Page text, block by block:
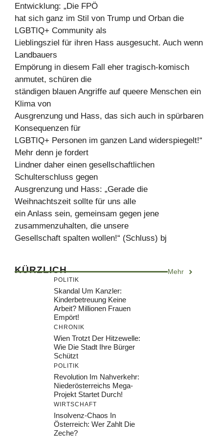
Entwicklung: „Die FPÖ
hat sich ganz im Stil von Trump und Orban die
LGBTIQ+ Community als
Lieblingsziel für ihren Hass ausgesucht. Auch wenn
Landbauers
Empörung in diesem Fall eher tragisch-komisch
anmutet, schüren die
ständigen blauen Angriffe auf queere Menschen ein
Klima von
Ausgrenzung und Hass, das sich auch in spürbaren
Konsequenzen für
LGBTIQ+ Personen im ganzen Land widerspiegelt!“
Mehr denn je fordert
Lindner daher einen gesellschaftlichen
Schulterschluss gegen
Ausgrenzung und Hass: „Gerade die
Weihnachtszeit sollte für uns alle
ein Anlass sein, gemeinsam gegen jene
zusammenzuhalten, die unsere
Gesellschaft spalten wollen!“ (Schluss) bj
KÜRZLICH Mehr
POLITIK
Skandal Um Kanzler:
Kinderbetreuung Keine
Arbeit? Millionen Frauen
Empört!
CHRONIK
Wien Trotzt Der Hitzewelle:
Wie Die Stadt Ihre Bürger
Schützt
POLITIK
Revolution Im Nahverkehr:
Niederösterreichs Mega-
Projekt Startet Durch!
WIRTSCHAFT
Insolvenz-Chaos In
Österreich: Wer Zahlt Die
Zeche?